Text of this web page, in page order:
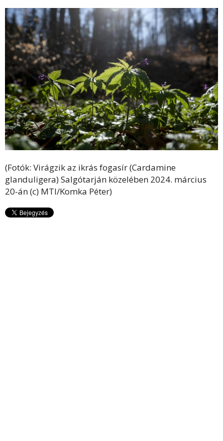
(Fotók: Virágzik az ikrás fogasír (Cardamine
glanduligera) Salgótarján közelében 2024. március
20-án (c) MTI/Komka Péter)